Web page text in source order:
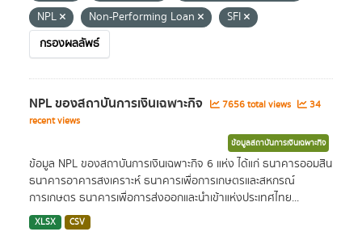
NPL
Non-Performing Loan
SFI
กรองผลลัพธ์
NPL ของสถาบันการเงินเฉพาะกิจ 7656 total views
34
recent views
ข้อมูลสถาบันการเงินเฉพาะกิจ
ข้อมูล NPL ของสถาบันการเงินเฉพาะกิจ 6 แห่ง ได้แก่ ธนาคารออมสิน
ธนาคารอาคารสงเคราะห์ ธนาคารเพื่อการเกษตรและสหกรณ์
การเกษตร ธนาคารเพื่อการส่งออกและนำเข้าแห่งประเทศไทย...
XLSX CSV